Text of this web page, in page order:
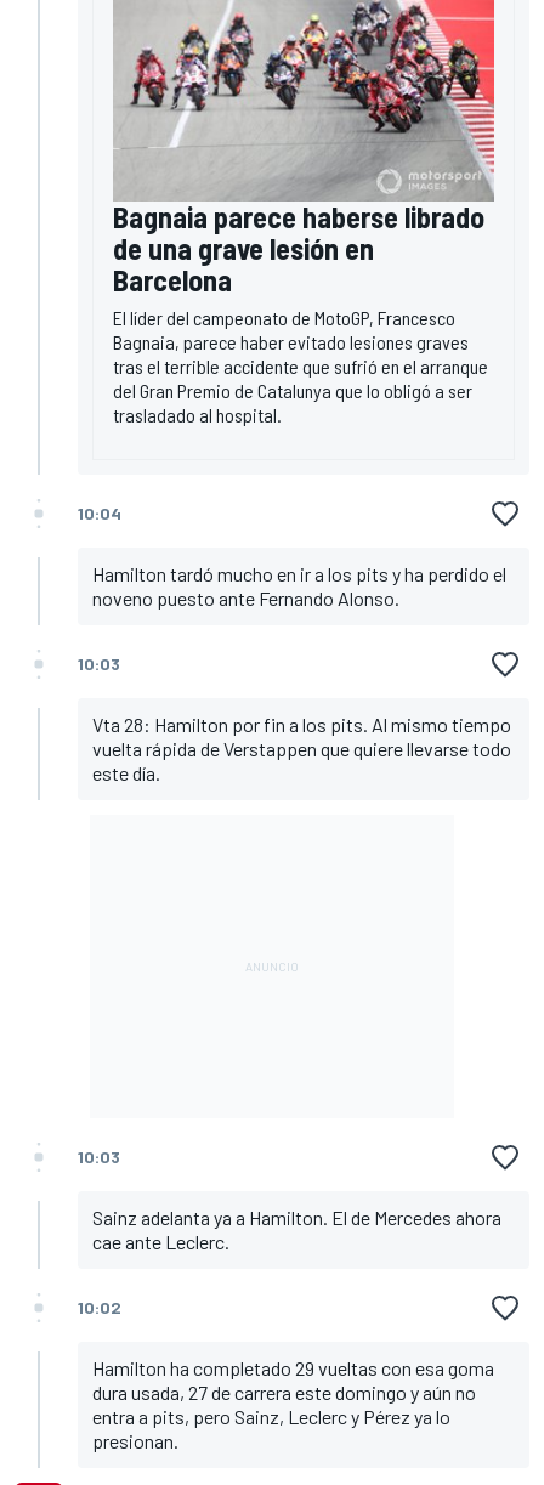
Bagnaia parece haberse librado
de una grave lesión en
Barcelona
El líder del campeonato de MotoGP, Francesco
Bagnaia, parece haber evitado lesiones graves
tras el terrible accidente que sufrió en el arranque
del Gran Premio de Catalunya que lo obligó a ser
trasladado al hospital.
10:04
Hamilton tardó mucho en ir a los pits y ha perdido el
noveno puesto ante Fernando Alonso.
10:03
Vta 28: Hamilton por fin a los pits. Al mismo tiempo
vuelta rápida de Verstappen que quiere llevarse todo
este día.
10:03
Sainz adelanta ya a Hamilton. El de Mercedes ahora
cae ante Leclerc.
10:02
Hamilton ha completado 29 vueltas con esa goma
dura usada, 27 de carrera este domingo y aún no
entra a pits, pero Sainz, Leclerc y Pérez ya lo
presionan.